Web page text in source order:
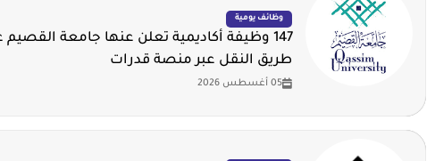
وظائف يومية
147 وظيفة أكاديمية تعلن عنها جامعة
طريق النقل عبر منصة قدرات
05 أغسطس 2026